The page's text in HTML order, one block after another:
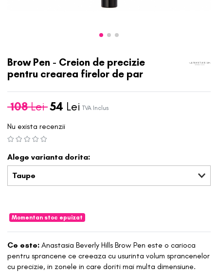
Brow Pen - Creion de precizie
pentru crearea firelor de par
108Lei 54 Lei TVA Inclus
Nu exista recenzii
Alege varianta dorita:
Taupe
Momentan stoc epuizat
Ce este: Anastasia Beverly Hills Brow Pen este o carioca
pentru sprancene ce creeaza cu usurinta volum sprancenelor
cu precizie, in zonele in care doriti mai multa dimensiune.